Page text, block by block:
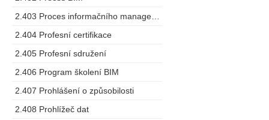
2.404 Profesní certifikace
2.405 Profesní sdružení
2.406 Program školení BIM
2.407 Prohlášení o způsobilosti
2.408 Prohlížeč dat